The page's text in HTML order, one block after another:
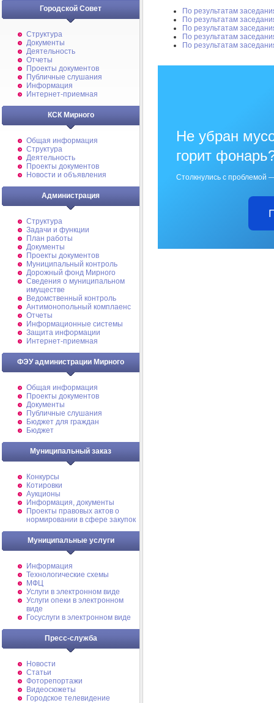
Городской Совет
Структура
Документы
Деятельность
Отчеты
Проекты документов
Публичные слушания
Информация
Интернет-приемная
КСК Мирного
Общая информация
Структура
Деятельность
Проекты документов
Новости и объявления
Администрация
Структура
Задачи и функции
План работы
Документы
Проекты документов
Муниципальный контроль
Дорожный фонд Мирного
Cведения о муниципальном
имуществе
Ведомственный контроль
Антимонопольный комплаенс
Отчеты
Информационные системы
Защита информации
Интернет-приемная
ФЭУ администрации Мирного
Общая информация
Проекты документов
Документы
Публичные слушания
Бюджет для граждан
Бюджет
Муниципальный заказ
Конкурсы
Котировки
Аукционы
Информация, документы
Проекты правовых актов о
нормировании в сфере закупок
Муниципальные услуги
Информация
Технологические схемы
МФЦ
Услуги в электронном виде
Услуги опеки в электронном
виде
Госуслуги в электронном виде
Пресс-служба
Новости
Статьи
Фоторепортажи
Видеосюжеты
Городское телевидение
По результатам
По результатам
По результатам
По результатам
По результатам
Не убран
горит
Столкнулись с проблемой